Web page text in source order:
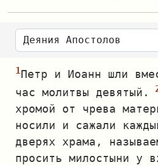
Петр и Иоанн шли
час молитвы девятый.
хромой от чрева
носили и сажали
дверях храма,
просить милостыни у